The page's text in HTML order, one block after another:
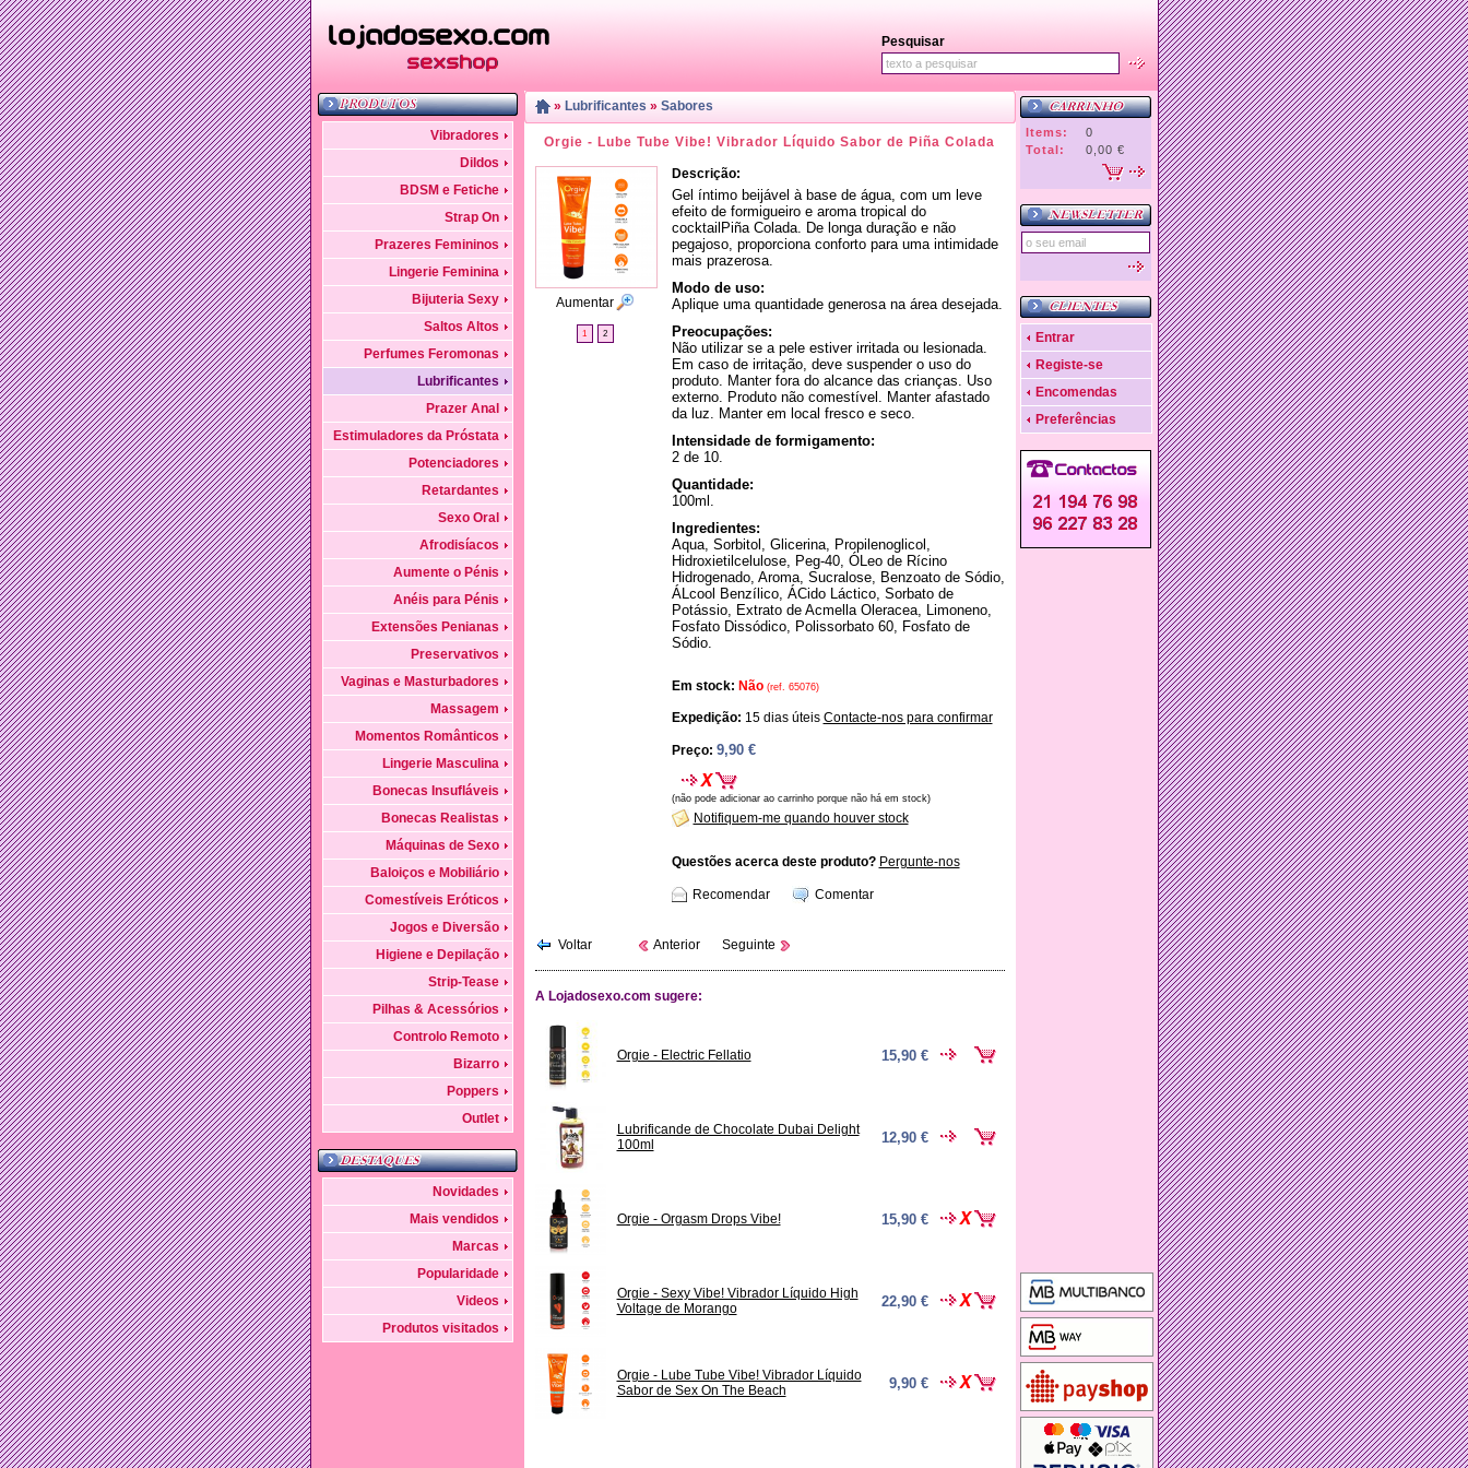
Pesquisar
Vibradores
Dildos
BDSM e Fetiche
Strap On
Prazeres Femininos
Lingerie Feminina
Bijuteria Sexy
Saltos Altos
Perfumes Feromonas
Lubrificantes
Prazer Anal
Estimuladores da Próstata
Potenciadores
Retardantes
Sexo Oral
Afrodisíacos
Aumente o Pénis
Anéis para Pénis
Extensões Penianas
Preservativos
Vaginas e Masturbadores
Massagem
Momentos Românticos
Lingerie Masculina
Bonecas Insufláveis
Bonecas Realistas
Máquinas de Sexo
Baloiços e Mobiliário
Comestíveis Eróticos
Jogos e Diversão
Higiene e Depilação
Strip-Tease
Pilhas & Acessórios
Controlo Remoto
Bizarro
Poppers
Outlet
Novidades
Mais vendidos
Marcas
Popularidade
Videos
Produtos visitados
» Lubrificantes » Sabores
Orgie - Lube Tube Vibe! Vibrador Líquido Sabor de Piña Colada
Aumentar
1 2
Descrição:
Gel íntimo beijável à base de água, com um leve
efeito de formigueiro e aroma tropical do
cocktailPiña Colada. De longa duração e não
pegajoso, proporciona conforto para uma intimidade
mais prazerosa.
Modo de uso:
Aplique uma quantidade generosa na área desejada.
Preocupações:
Não utilizar se a pele estiver irritada ou lesionada.
Em caso de irritação, deve suspender o uso do
produto. Manter fora do alcance das crianças. Uso
externo. Produto não comestível. Manter afastado
da luz. Manter em local fresco e seco.
Intensidade de formigamento:
2 de 10.
Quantidade:
100ml.
Ingredientes:
Aqua, Sorbitol, Glicerina, Propilenoglicol,
Hidroxietilcelulose, Peg-40, ÓLeo de Rícino
Hidrogenado, Aroma, Sucralose, Benzoato de Sódio,
ÁLcool Benzílico, ÁCido Láctico, Sorbato de
Potássio, Extrato de Acmella Oleracea, Limoneno,
Fosfato Dissódico, Polissorbato 60, Fosfato de
Sódio.
Em stock: Não (ref. 65076)
Expedição: 15 dias úteis Contacte-nos para confirmar
Preço: 9,90 €
(não pode adicionar ao carrinho porque não há em stock)
Notifiquem-me quando houver stock
Questões acerca deste produto? Pergunte-nos
Recomendar Comentar
Voltar Anterior Seguinte
A Lojadosexo.com sugere:
Orgie - Electric Fellatio 15,90 €
Lubrificande de Chocolate Dubai Delight
100ml
12,90 €
Orgie - Orgasm Drops Vibe! 15,90 €
Orgie - Sexy Vibe! Vibrador Líquido High
Voltage de Morango
22,90 €
Orgie - Lube Tube Vibe! Vibrador Líquido
Sabor de Sex On The Beach
9,90 €
Items:
0
Total:
0,00 €
Entrar
Registe-se
Encomendas
Preferências